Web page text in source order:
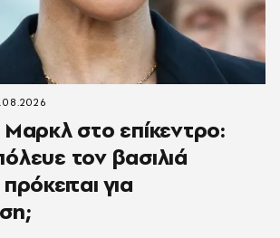
στο επίκεντρο:
τον βασιλιά
για